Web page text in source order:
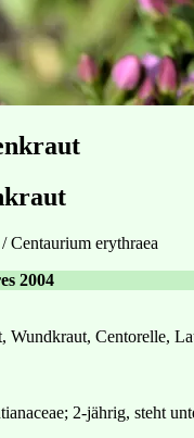
Centaurium erythraea
2004
Wundkraut, Centorelle,
2-jährig, steht